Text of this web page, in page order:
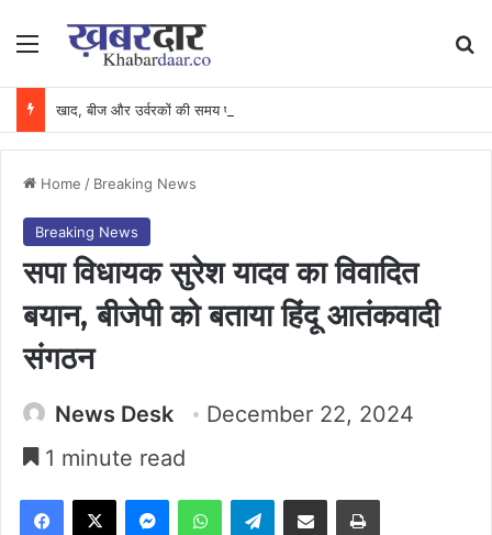
Menu
Home / Breaking News
Breaking News
सपा विधायक सुरेश यादव का विवादित
बयान, बीजेपी को बताया हिंदू आतंकवादी
संगठन
News Desk
December 22, 2024
1 minute read
Facebook
X MessengerWhatsAppTelegramShare via Email Print